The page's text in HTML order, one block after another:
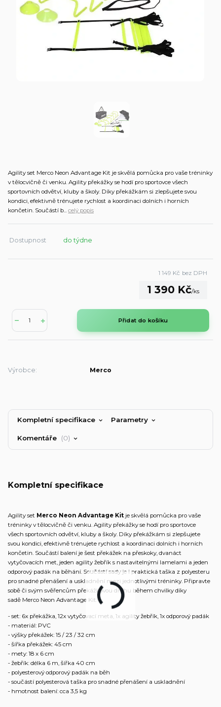
Agility set Merco Neon Advantage Kit je skvělá pomůcka pro vaše tréninky
v tělocvičně či venku. Agility překážky se hodí pro sportovce všech
sportovních odvětví, kluby a školy. Díky překážkám si zlepšujete svou
kondici, efektivně trénujete rychlost a koordinaci dolních i horních
končetin. Součástí b... celý popis
Dostupnost do týdne
1 390 Kč/ks
1 149 Kč bez DPH
Přidat do košíku
Výrobce: Merco
Kompletní specifikace Parametry
Komentáře 0
Kompletní specifikace
Agility set Merco Neon Advantage Kit je skvělá pomůcka pro vaše
tréninky v tělocvičně či venku. Agility překážky se hodí pro sportovce
všech sportovních odvětví, kluby a školy. Díky překážkám si zlepšujete
svou kondici, efektivně trénujete rychlost a koordinaci dolních i horních
končetin. Součástí balení je šest překážek na přeskoky, dvanáct
vytyčovacích met, jeden agility žebřík s nastavitelnými lamelami a jeden
odporový padák na běhání. Součástí sady je i praktická taška z polyesteru
pro snadné přenášení a uskladnění mezi jednotlivými tréninky. Připravte
sobě či svým svěřencům překážkovou dráhu během chvilky díky
sadě Merco Neon Advantage Kit.
- set: 6x překážka, 12x vytyčovací meta, 1x agility žebřík, 1x odporový padák
- materiál: PVC
- výšky překážek: 15 / 23 / 32 cm
- šířka překážek: 45 cm
- mety: 18 x 6 cm
- žebřík: délka 6 m, šířka 40 cm
- polyesterový odporový padák na běh
- součástí polyesterová taška pro snadné přenášení a uskladnění
- hmotnost balení: cca 3,5 kg